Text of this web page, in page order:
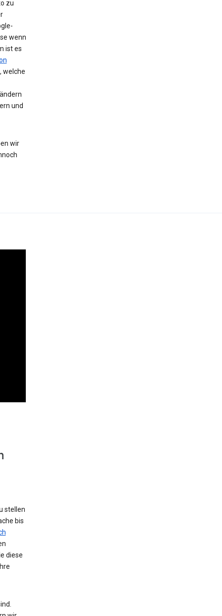
zu
wenn
ist es
welche
und
wir
stellen
bis
diese